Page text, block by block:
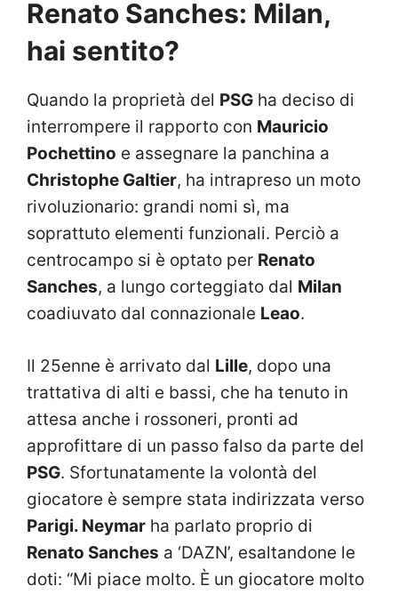
Renato Sanches: Milan,
hai sentito?
Quando la proprietà del PSG ha deciso di
interrompere il rapporto con Mauricio
Pochettino e assegnare la panchina a
Christophe Galtier, ha intrapreso un moto
rivoluzionario: grandi nomi sì, ma
soprattuto elementi funzionali. Perciò a
centrocampo si è optato per Renato
Sanches, a lungo corteggiato dal Milan
coadiuvato dal connazionale Leao.
Il 25enne è arrivato dal Lille, dopo una
trattativa di alti e bassi, che ha tenuto in
attesa anche i rossoneri, pronti ad
approfittare di un passo falso da parte del
PSG. Sfortunatamente la volontà del
giocatore è sempre stata indirizzata verso
Parigi. Neymar ha parlato proprio di
Renato Sanches a ‘DAZN’, esaltandone le
doti: “Mi piace molto. È un giocatore molto